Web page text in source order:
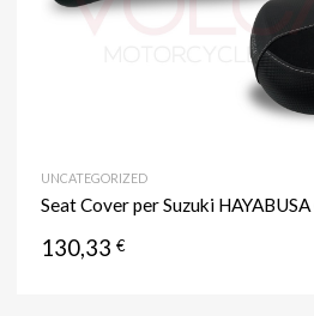
UNCATEGORIZED
Seat Cover per Suzuki
130,33 €